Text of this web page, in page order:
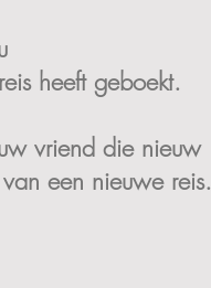
heeft geboekt.
vriend die nieuw
een nieuwe reis.